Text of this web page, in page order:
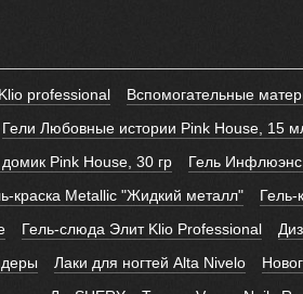
professional Вспомогательные
Гели Любовные истории Pink House, 15
домик Pink House, 30 гр Гель
краска Metallic "Жидкий металл" Гель-
Гель-слюда Элит Klio Professional
Лаки для ногтей Alta Nivelo